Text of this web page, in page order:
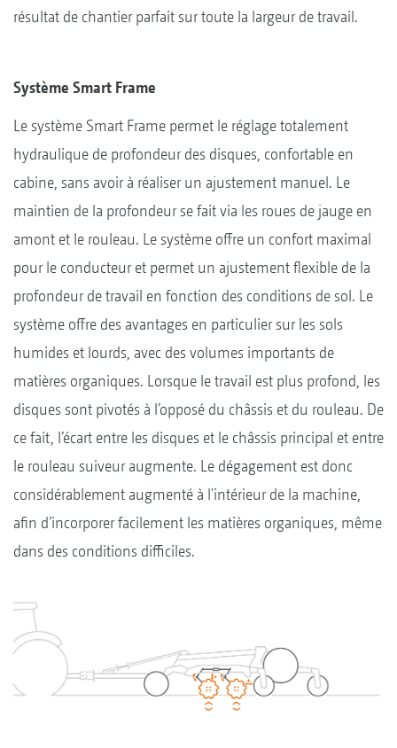
résultat de chantier parfait sur toute la largeur de travail.
Système Smart Frame
Le système Smart Frame permet le réglage totalement
hydraulique de profondeur des disques, confortable en
cabine, sans avoir à réaliser un ajustement manuel. Le
maintien de la profondeur se fait via les roues de jauge en
amont et le rouleau. Le système offre un confort maximal
pour le conducteur et permet un ajustement flexible de la
profondeur de travail en fonction des conditions de sol. Le
système offre des avantages en particulier sur les sols
humides et lourds, avec des volumes importants de
matières organiques. Lorsque le travail est plus profond, les
disques sont pivotés à l’opposé du châssis et du rouleau. De
ce fait, l’écart entre les disques et le châssis principal et entre
le rouleau suiveur augmente. Le dégagement est donc
considérablement augmenté à l'intérieur de la machine,
afin d’incorporer facilement les matières organiques, même
dans des conditions difficiles.